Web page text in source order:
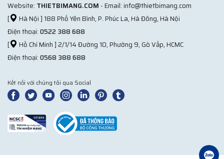
Website: THIETBIMANG.COM - Email: info@thietbimang.com
[
Hà Nội ] 188 Phố Yên Bình, P. Phúc La, Hà Đông, Hà Nội
Điện thoại:0522 388 688
[
Hồ Chí Minh ] 2/1/14 Đường 10, Phường 9, Gò Vấp, HCMC
Điện thoại:0568 388 688
Kết nối với chúng tôi qua Social